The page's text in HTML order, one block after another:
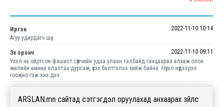
Иргэн
2022-11-10 10:14
Агуу удирдагч шүү.
Эх оронч
2022-11-10 09:11
Үхэл нь ойртсон фашист сүүлчийн удаа улаан талбайд ганцаараа алхаж олон
жилийн өмнөх ялалтаа дурсаж, үхэх бэлтгэлээ хийж байна. Нүгэл нүдээрээ
гоожно гэж энэ дээ.
ARSLAN.mn сайтад сэтгэгдэл оруулахад анхаарах зүйлс